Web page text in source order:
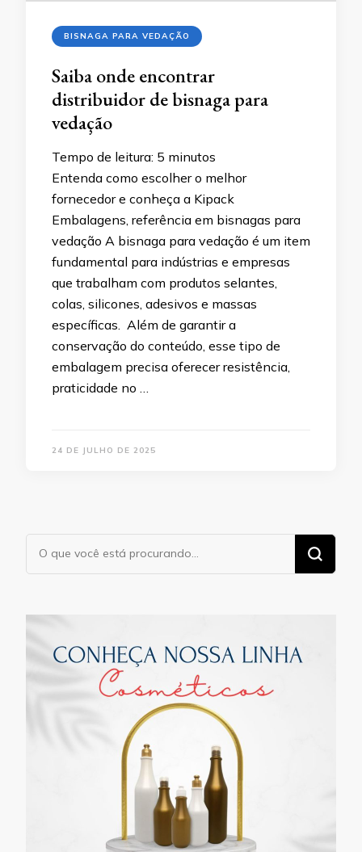
BISNAGA PARA VEDAÇÃO
Saiba onde encontrar
distribuidor de bisnaga para
vedação
Tempo de leitura: 5 minutos
Entenda como escolher o melhor
fornecedor e conheça a Kipack
Embalagens, referência em bisnagas para
vedação A bisnaga para vedação é um item
fundamental para indústrias e empresas
que trabalham com produtos selantes,
colas, silicones, adesivos e massas
específicas. Além de garantir a
conservação do conteúdo, esse tipo de
embalagem precisa oferecer resistência,
praticidade no …
24 DE JULHO DE 2025
Procurando
algo?